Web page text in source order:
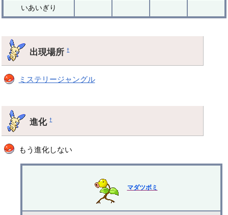
いあいぎり
出現場所†
ミステリージャングル
進化†
もう進化しない
マダツボミ